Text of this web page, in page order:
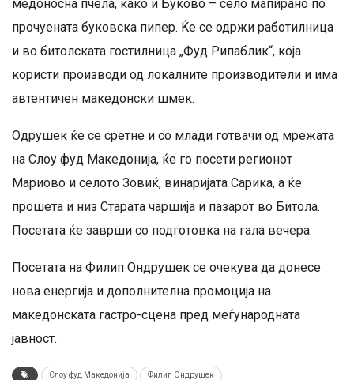
медоносна пчела, како и Буково – село мапирано по
прочуената буковска пипер. Ќе се одржи работилница
и во битолската гостилница „Фуд Рипаблик“, која
користи производи од локалните производители и има
автентичен македонски шмек.
Одрушек ќе се сретне и со млади готвачи од мрежата
на Слоу фуд Македонија, ќе го посети регионот
Мариово и селото Зовиќ, винаријата Сарика, а ќе
прошета и низ Старата чаршија и пазарот во Битола.
Посетата ќе заврши со подготовка на гала вечера.
Посетата на Филип Ондрушек се очекува да донесе
нова енергија и дополнителна промоција на
македонската гастро-сцена пред меѓународната
јавност.
Слоу фуд Македонија Филип Ондрушек